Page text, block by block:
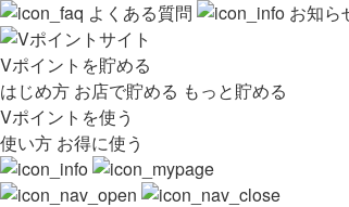
よくある質問 お知ら
Vポイントを貯める
はじめ方 お店で貯める もっと貯める
Vポイントを使う
使い方 お得に使う